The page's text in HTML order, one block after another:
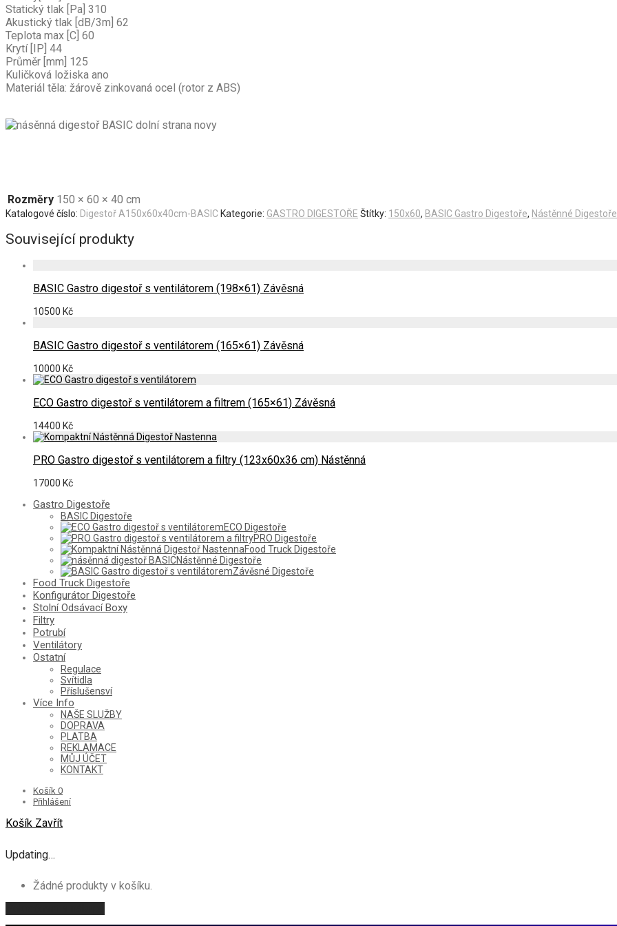
Statický tlak [Pa] 310
Akustický tlak [dB/3m] 62
Teplota max [C] 60
Krytí [IP] 44
Průměr [mm] 125
Kuličková ložiska ano
Materiál těla: žárově zinkovaná ocel (rotor z ABS)
Rozměry 150 × 60 × 40 cm
Katalogové číslo: Digestoř A150x60x40cm-BASIC Kategorie: GASTRO DIGESTOŘE Štítky: 150x60, BASIC Gastro Digestoře, Nástěnné Digestoře
Související produkty
BASIC Gastro digestoř s ventilátorem (198×61) Závěsná
10500 Kč
BASIC Gastro digestoř s ventilátorem (165×61) Závěsná
10000 Kč
ECO Gastro digestoř s ventilátorem a filtrem (165×61) Závěsná
14400 Kč
PRO Gastro digestoř s ventilátorem a filtry (123x60x36 cm) Nástěnná
17000 Kč
Gastro Digestoře
BASIC Digestoře
ECO Digestoře
PRO Digestoře
Food Truck Digestoře
Nástěnné Digestoře
Závěsné Digestoře
Food Truck Digestoře
Konfigurátor Digestoře
Stolní Odsávací Boxy
Filtry
Potrubí
Ventilátory
Ostatní
Regulace
Svítidla
Příslušensví
Více Info
NAŠE SLUŽBY
DOPRAVA
PLATBA
REKLAMACE
MŮJ ÚČET
KONTAKT
Košík 0
Přihlášení
Košík Zavřít
Updating…
Žádné produkty v košíku.